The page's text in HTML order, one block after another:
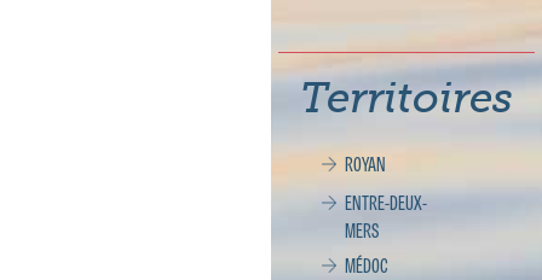
Territoires
ROYAN
ENTRE-DEUX-
MERS
MÉDOC